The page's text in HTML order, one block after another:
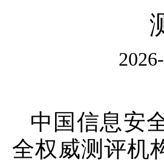
中国信息安
全权威测评机